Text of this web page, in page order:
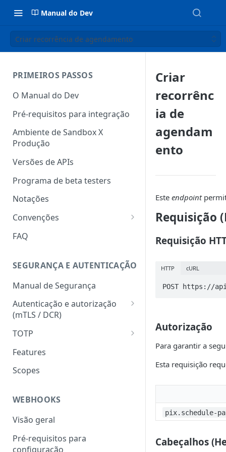
Manual do Dev
Criar recorrência de agendamento
PRIMEIROS PASSOS
O Manual do Dev
Pré-requisitos para integração
Ambiente de Sandbox X
Produção
Versões de APIs
Programa de beta testers
Notações
Convenções
HATEOAS
(Idempotency-key)
Status codes
Erros
FAQ
SEGURANÇA E AUTENTICAÇÃO
Manual de Segurança
Autenticação e autorização
(mTLS / DCR)
Token para gerar certificado
Registro dinâmico de client
(autenticação com mTLS)
TOTP
Geração do hash e do código
Validação do hash e do código
Features
Scopes
WEBHOOKS
Visão geral
Pré-requisitos para
configuração
Criar
recorrênc
ia de
agendam
ento
Este endpoint
Requisição
Requisição
HTTP cURL
POST https://
Autorização
Para garantir a
Esta requisição
pix.schedule-
Cabeçalhos